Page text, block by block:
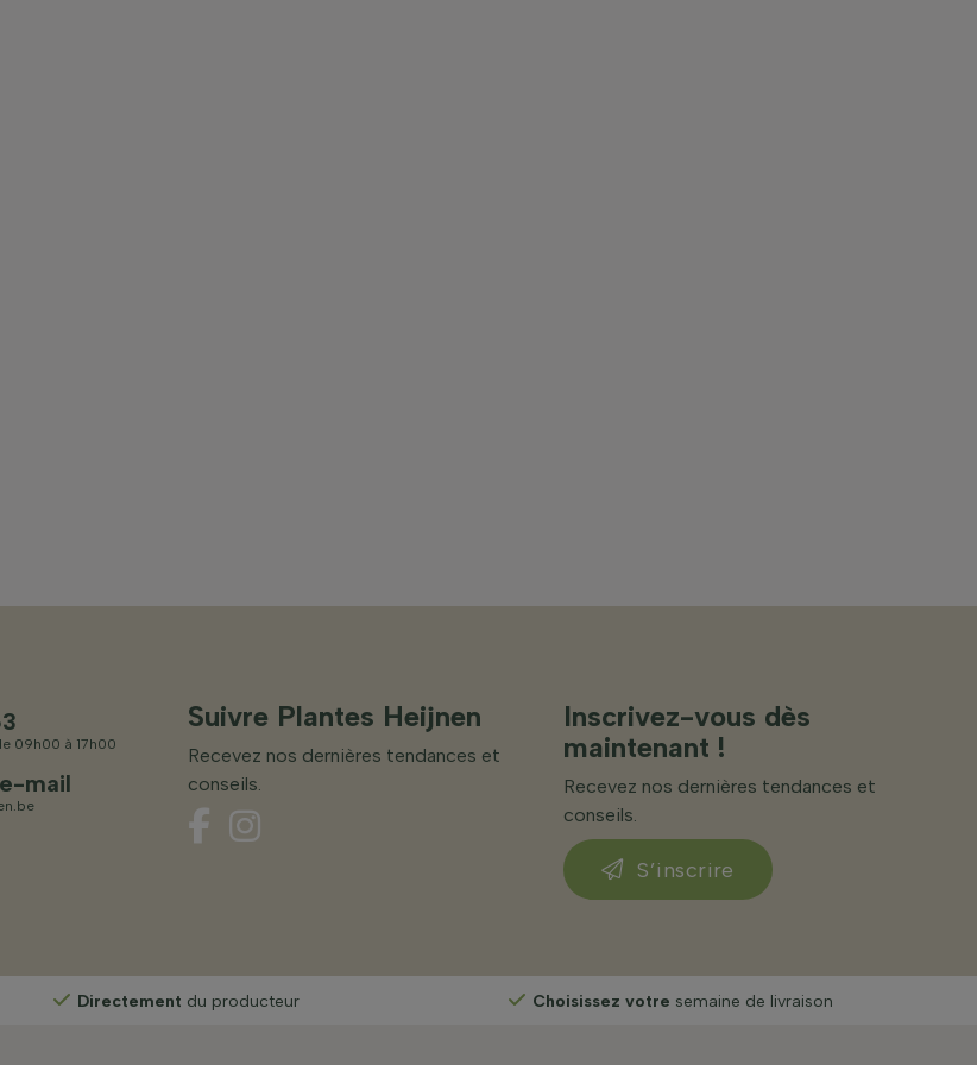
09h00 à 17h00
mail
Suivre Plantes Heijnen
Recevez nos dernières tendances et
conseils.
Inscrivez-vous dès
maintenant !
Recevez nos dernières tendances et
conseils.
S’inscrire
Directement du producteur Choisissez votre semaine de livraison